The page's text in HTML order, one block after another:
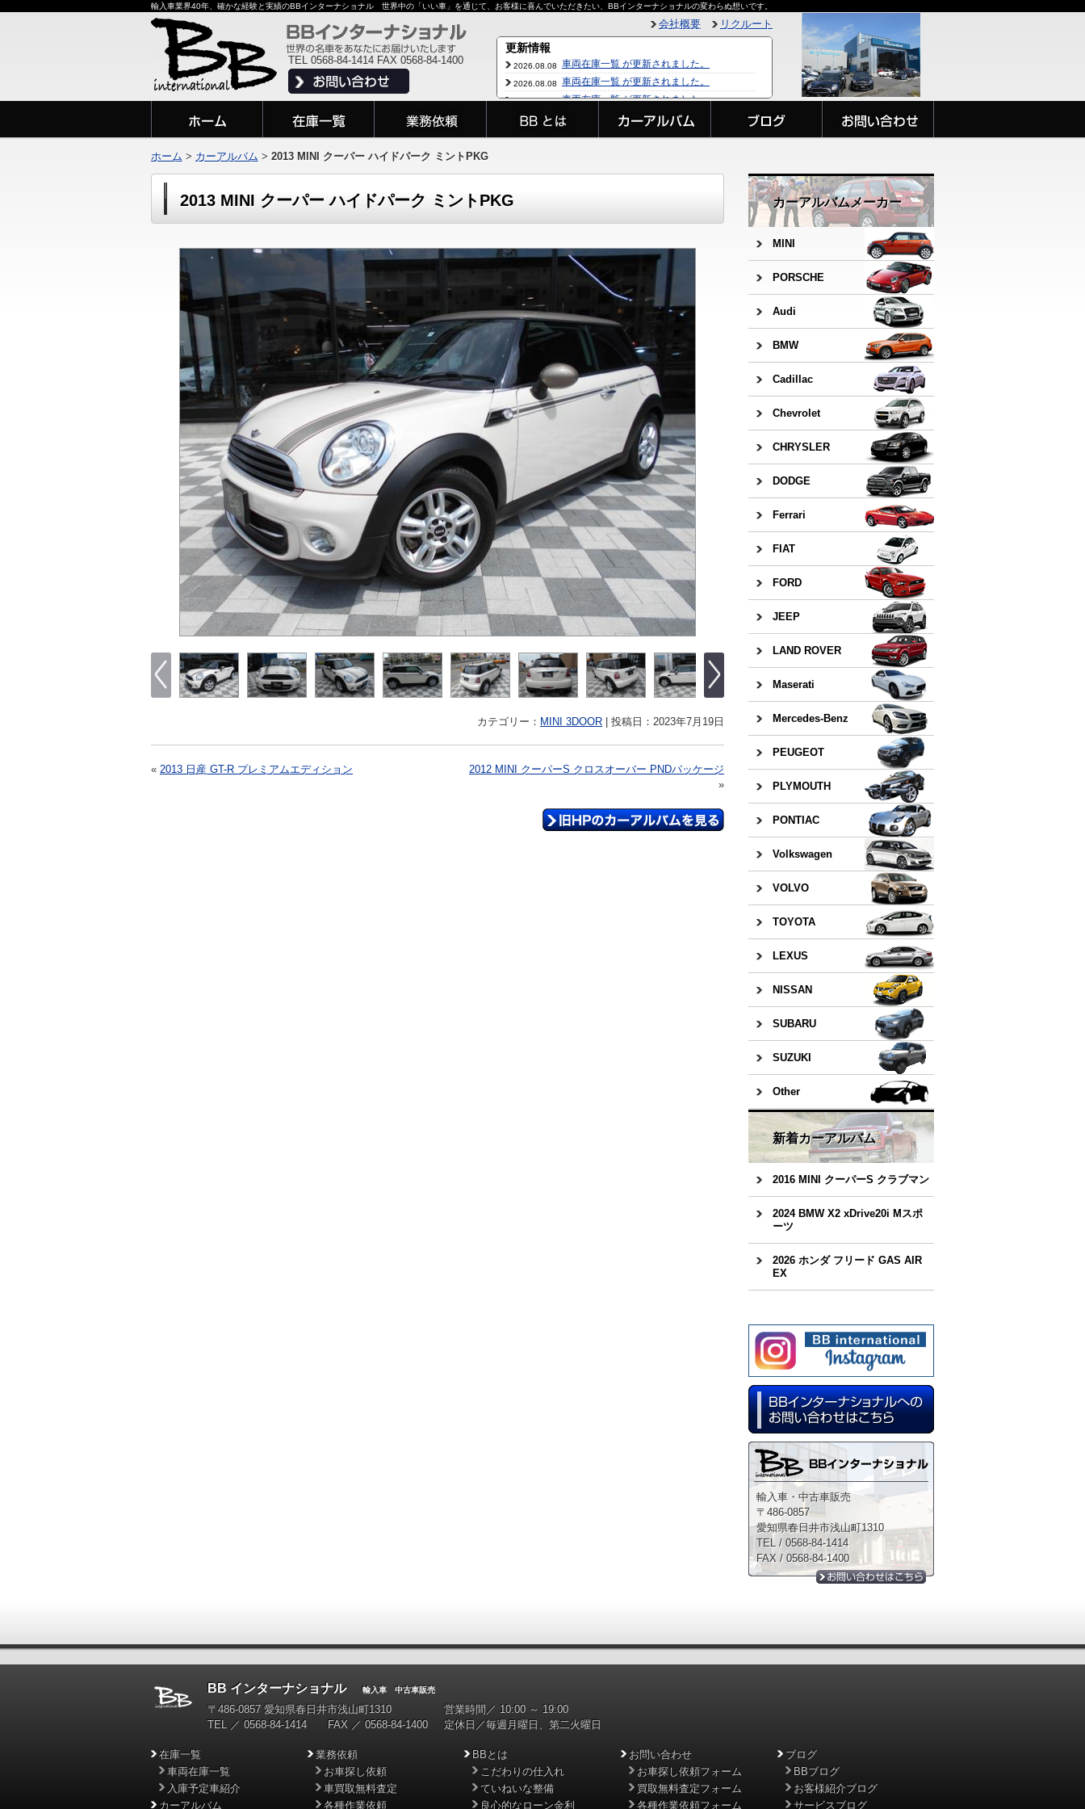
輸入車業界40年、確かな経験と実績のBBインターナショナル 世界中の「いい車」を通じて、お客様に喜んでいただきたい、BBインターナショナルの変わらぬ想いです。
TEL 0568-84-1414 FAX 0568-84-1400
会社概要 リクルート
2013 MINI クーパー ハイドパーク ミントPKG
カテゴリー： MINI 3DOOR | 投稿日：2023年7月19日
« 2013 日産 GT-R プレミアムエディション
2012 MINI クーパーS クロスオーバー PNDパッケージ
»
カーアルバムメーカー
MINI
PORSCHE
Audi
BMW
Cadillac
Chevrolet
CHRYSLER
DODGE
Ferrari
FIAT
FORD
JEEP
LAND ROVER
Maserati
Mercedes-Benz
PEUGEOT
PLYMOUTH
PONTIAC
Volkswagen
VOLVO
TOYOTA
LEXUS
NISSAN
SUBARU
SUZUKI
Other
新着カーアルバム
2016 MINI クーパーS クラブマン
2024 BMW X2 xDrive20i Mスポ
ーツ
2026 ホンダ フリード GAS AIR
EX
輸入車・中古車販売
〒486-0857
愛知県春日井市浅山町1310
TEL / 0568-84-1414
FAX / 0568-84-1400
ホーム > カーアルバム > 2013 MINI クーパー ハイドパーク ミントPKG
BB インターナショナル輸入車 中古車販売
〒486-0857 愛知県春日井市浅山町1310
TEL ／ 0568-84-1414 FAX ／ 0568-84-1400
営業時間／ 10:00 ～ 19:00
定休日／毎週月曜日、第二火曜日
在庫一覧
車両在庫一覧
入庫予定車紹介
カーアルバム
業務依頼
お車探し依頼
車買取無料査定
各種作業依頼
BBとは
こだわりの仕入れ
ていねいな整備
良心的なローン金利
お問い合わせ
お車探し依頼フォーム
買取無料査定フォーム
各種作業依頼フォーム
ブログ
BBブログ
お客様紹介ブログ
サービスブログ